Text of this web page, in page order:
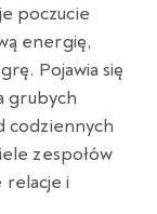
poczucie
energię,
Pojawia się
grubych
codziennych
zespołów
relacje i